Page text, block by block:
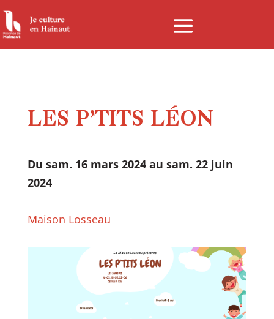
Panneau de gestion des cookies
LES P’TITS LÉON
Du sam. 16 mars 2024 au sam. 22 juin
2024
Maison Losseau